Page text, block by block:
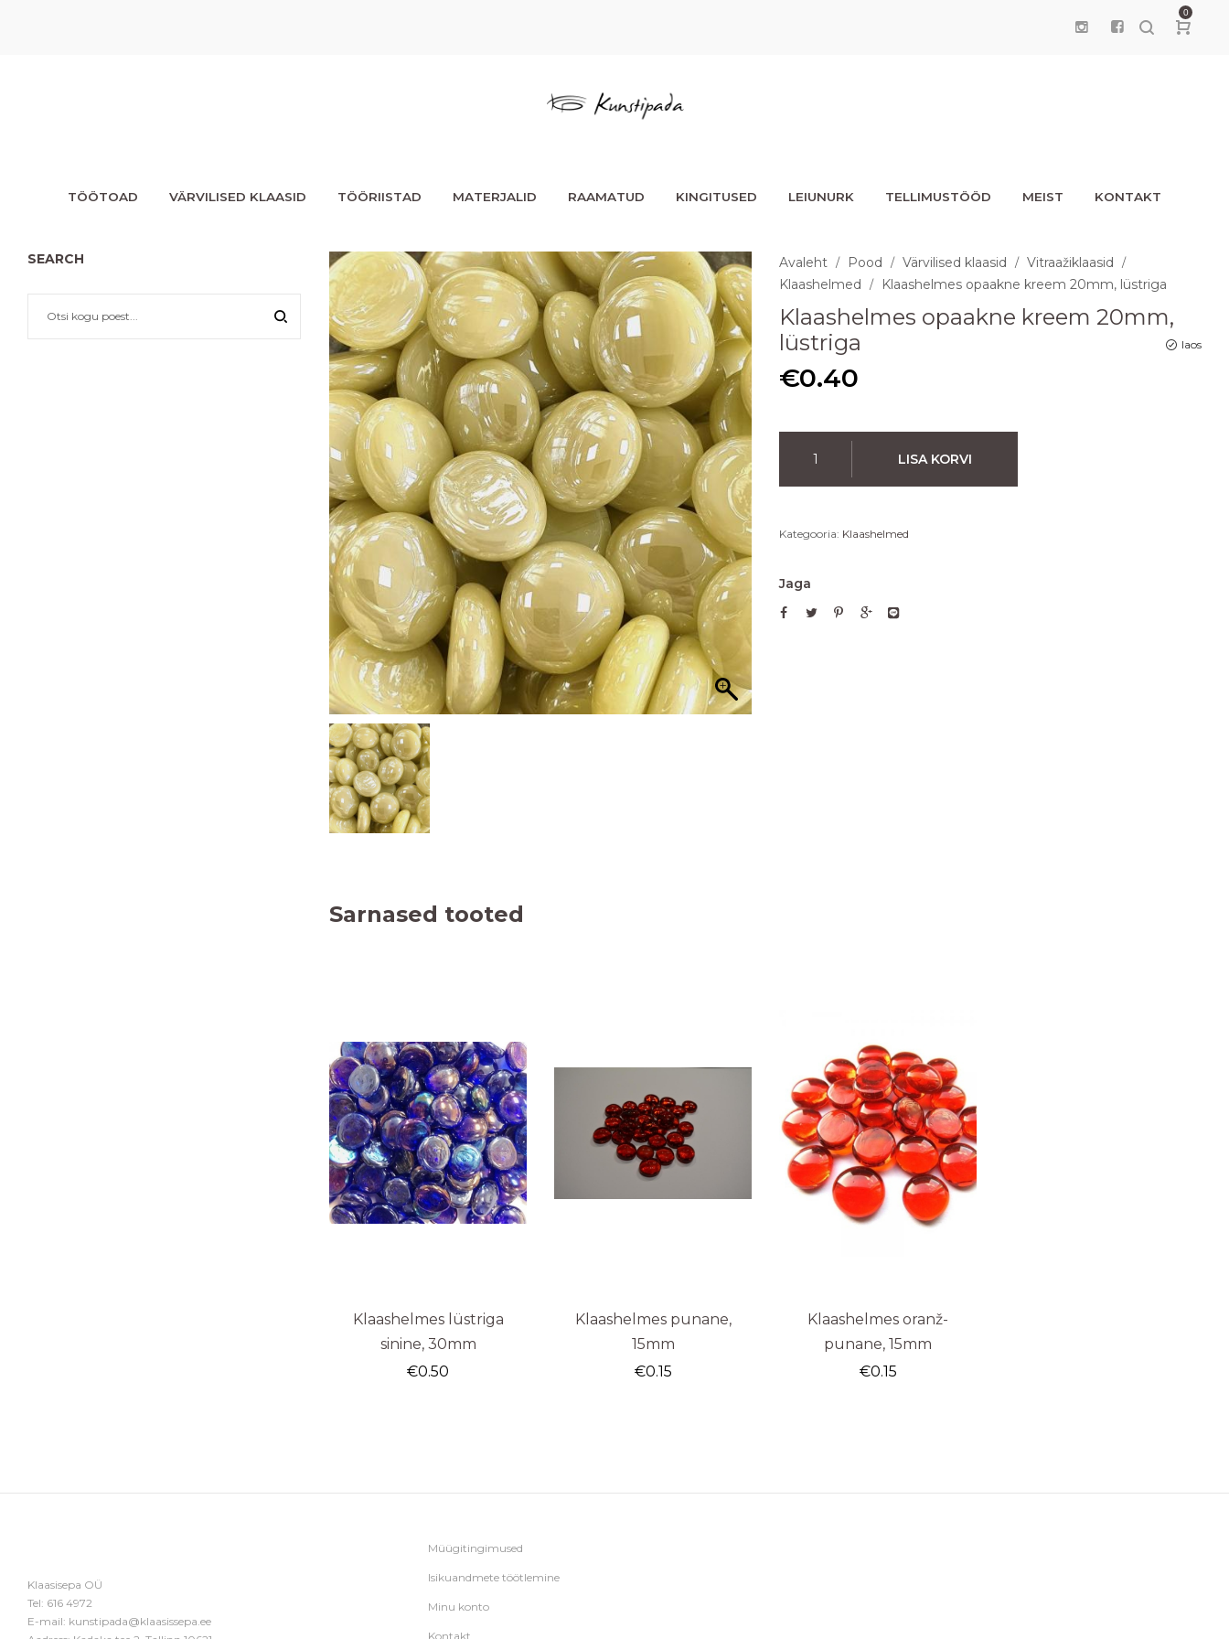
0
TÖÖTOAD VÄRVILISED KLAASID TÖÖRIISTAD MATERJALID RAAMATUD KINGITUSED LEIUNURK TELLIMUSTÖÖD MEIST KONTAKT
Avaleht / Pood / Värvilised klaasid / Vitraažiklaasid /
Klaashelmed / Klaashelmes opaakne kreem 20mm, lüstriga
Klaashelmes opaakne kreem 20mm,
lüstriga
laos
€0.40
LISA KORVI
Kategooria: Klaashelmed
Jaga
Sarnased tooted
Klaashelmes lüstriga
sinine, 30mm
€0.50
Klaashelmes punane,
15mm
€0.15
Klaashelmes oranž-
punane, 15mm
€0.15
SEARCH
Klaasisepa OÜ
Tel: 616 4972
E-mail: kunstipada@klaasissepa.ee
Müügitingimused
Isikuandmete töötlemine
Minu konto
Kontakt